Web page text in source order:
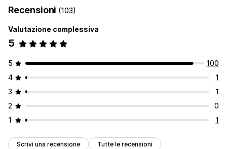
Recensioni (103)
Valutazione complessiva
5
5
100
4
1
3
1
2
0
1
1
Scrivi una recensione Tutte le recensioni